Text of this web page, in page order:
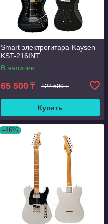
Smart электрогитара Kaysen
KST-216INT
В наличии
65 500 ₸ 122 500 ₸
Купить
–46%